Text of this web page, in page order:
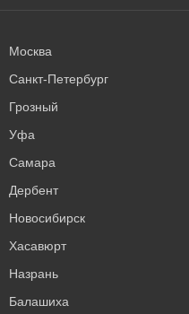
Москва
Санкт-Петербург
Грозный
Уфа
Самара
Дербент
Новосибирск
Хасавюрт
Назрань
Балашиха